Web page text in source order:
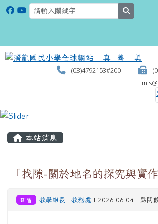
(03)4792153#200
本站消息
「找隙-關於地名的探究與實
研習 教學組長 - 教務處 | 2026-06-04 | 點閱